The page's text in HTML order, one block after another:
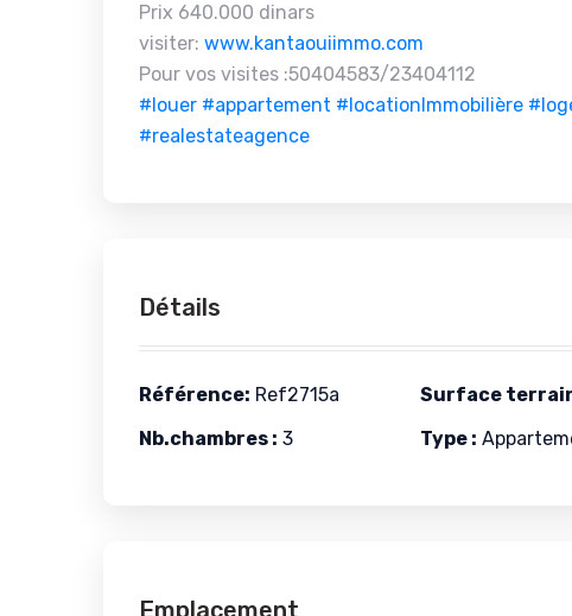
Prix 640.000 dinars
visiter: www.kantaouiimmo.com
Pour vos visites :50404583/23404112
#louer #appartement #locationImmobilière
#realestateagence
Détails
Référence: Ref2715a Surface
Nb.chambres : 3 Type :
Emplacement